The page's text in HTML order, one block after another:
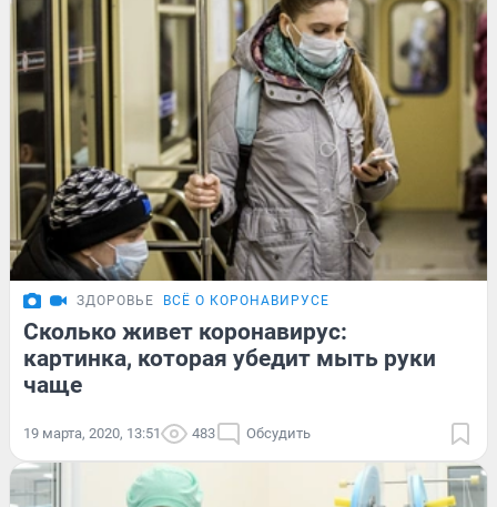
ЗДОРОВЬЕ ВСЁ О КОРОНАВИРУСЕ
Сколько живет коронавирус:
картинка, которая убедит мыть руки
чаще
19 марта, 2020, 13:51 483 Обсудить